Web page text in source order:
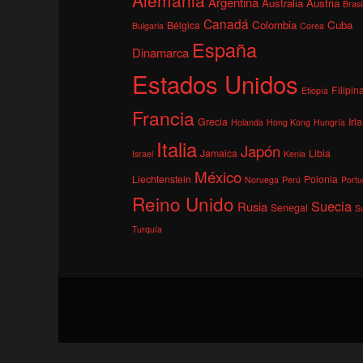
Brasil
Bulgaria Bélgica Canadá Colombia Corea Cuba
Dinamarca España
Estados Unidos Etiopía
Francia Grecia Holanda Hong Kong Hungría
Israel Italia Jamaica Japón Kenia Libia
Liechtenstein México Noruega Perú Polonia
Reino Unido Rusia Senegal Suecia
Turquía